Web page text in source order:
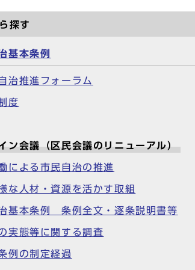
探す
基本条例
治推進フォーラム
度
ン会議（区民会議のリニューアル）
による市民自治の推進
な人材・資源を活かす取組
基本条例 条例全文・逐条説明書等
実態等に関する調査
例の制定経過